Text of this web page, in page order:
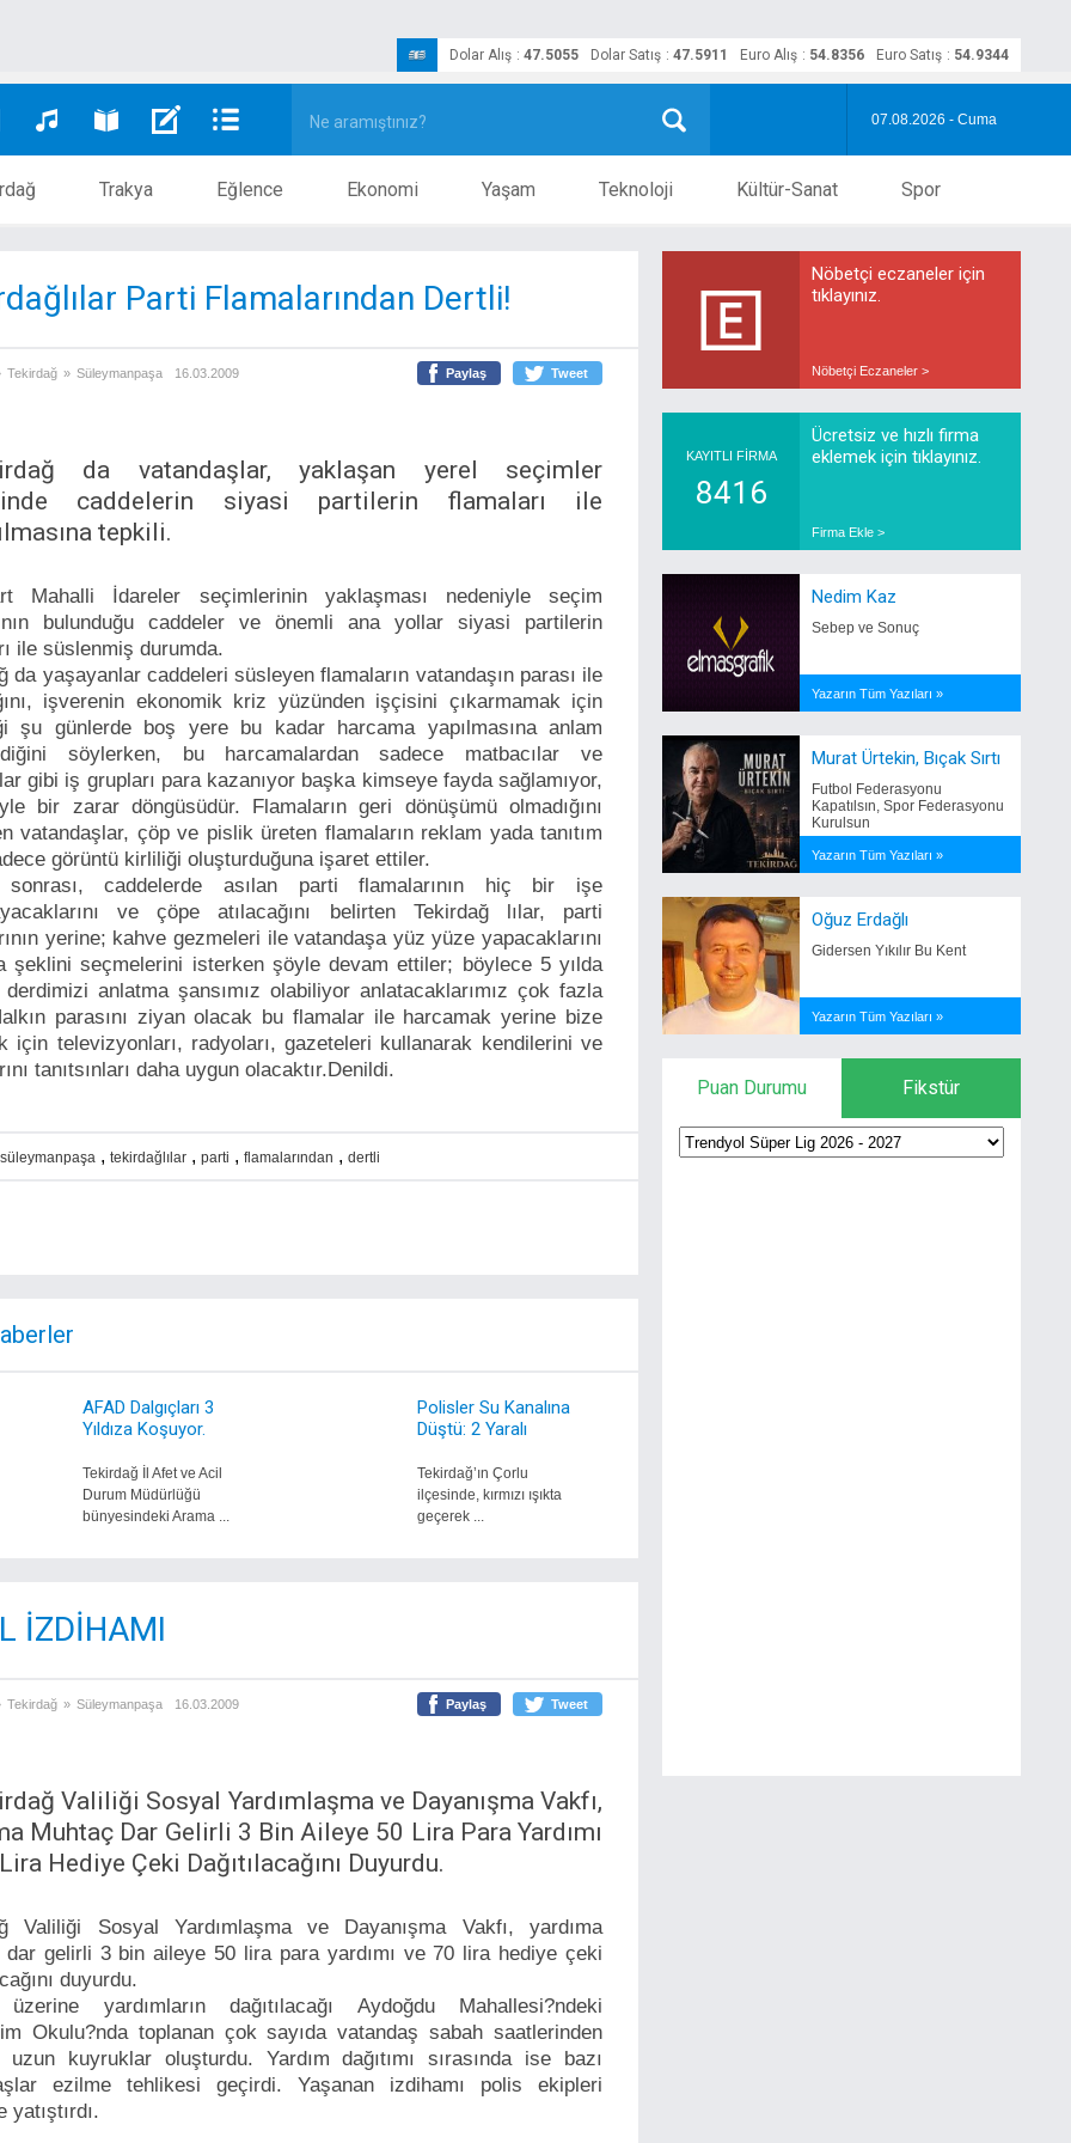
Dolar Alış : 47.5055 Dolar Satış : 47.5911 Euro Alış : 54.8356 Euro Satış : 54.9344
07.08.2026 - Cuma
Trakya Eğlence Ekonomi Yaşam Teknoloji Kültür-Sanat Spor
Parti Flamalarından Dertli!
Tekirdağ » Süleymanpaşa 16.03.2009 Paylaş Tweet
da vatandaşlar, yaklaşan yerel seçimler
caddelerin siyasi partilerin flamaları ile
tepkili.
Mahalli İdareler seçimlerinin yaklaşması nedeniyle seçim
bulunduğu caddeler ve önemli ana yollar siyasi partilerin
ile süslenmiş durumda.
da yaşayanlar caddeleri süsleyen flamaların vatandaşın parası ile
işverenin ekonomik kriz yüzünden işçisini çıkarmamak için
şu günlerde boş yere bu kadar harcama yapılmasına anlam
söylerken, bu harcamalardan sadece matbacılar ve
gibi iş grupları para kazanıyor başka kimseye fayda sağlamıyor,
bir zarar döngüsüdür. Flamaların geri dönüşümü olmadığını
vatandaşlar, çöp ve pislik üreten flamaların reklam yada tanıtım
görüntü kirliliği oluşturduğuna işaret ettiler.
sonrası, caddelerde asılan parti flamalarının hiç bir işe
ve çöpe atılacağını belirten Tekirdağ lılar, parti
yerine; kahve gezmeleri ile vatandaşa yüz yüze yapacaklarını
şeklini seçmelerini isterken şöyle devam ettiler; böylece 5 yılda
anlatma şansımız olabiliyor anlatacaklarımız çok fazla
parasını ziyan olacak bu flamalar ile harcamak yerine bize
için televizyonları, radyoları, gazeteleri kullanarak kendilerini ve
tanıtsınları daha uygun olacaktır.Denildi.
süleymanpaşa , tekirdağlılar , parti , flamalarından , dertli
AFAD Dalgıçları 3
Yıldıza Koşuyor.
Tekirdağ İl Afet ve Acil
Durum Müdürlüğü
bünyesindeki Arama ...
Polisler Su Kanalına
Düştü: 2 Yaralı
Tekirdağ’ın Çorlu
ilçesinde, kırmızı ışıkta
geçerek ...
İZDİHAMI
Tekirdağ » Süleymanpaşa 16.03.2009 Paylaş Tweet
Valiliği Sosyal Yardımlaşma ve Dayanışma Vakfı,
Muhtaç Dar Gelirli 3 Bin Aileye 50 Lira Para Yardımı
Hediye Çeki Dağıtılacağını Duyurdu.
Valiliği Sosyal Yardımlaşma ve Dayanışma Vakfı, yardıma
dar gelirli 3 bin aileye 50 lira para yardımı ve 70 lira hediye çeki
duyurdu.
yardımların dağıtılacağı Aydoğdu Mahallesi?ndeki
Okulu?nda toplanan çok sayıda vatandaş sabah saatlerinden
uzun kuyruklar oluşturdu. Yardım dağıtımı sırasında ise bazı
ezilme tehlikesi geçirdi. Yaşanan izdihamı polis ekipleri
yatıştırdı.
Nöbetçi eczaneler için
tıklayınız.
Nöbetçi Eczaneler >
KAYITLI FİRMA
8416
Ücretsiz ve hızlı firma
eklemek için tıklayınız.
Firma Ekle >
Nedim Kaz
Sebep ve Sonuç
Yazarın Tüm Yazıları »
Murat Ürtekin, Bıçak Sırtı
Futbol Federasyonu
Kapatılsın, Spor Federasyonu
Kurulsun
Yazarın Tüm Yazıları »
Oğuz Erdağlı
Gidersen Yıkılır Bu Kent
Yazarın Tüm Yazıları »
Puan Durumu Fikstür